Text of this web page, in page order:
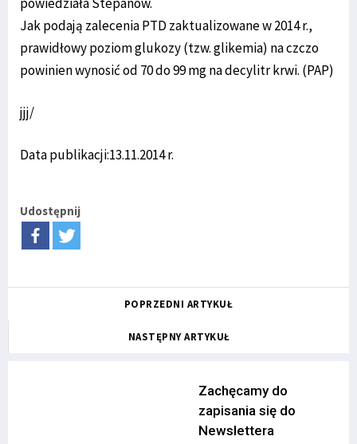
Jak podają zalecenia PTD zaktualizowane w 2014 r.,
prawidłowy poziom glukozy (tzw. glikemia) na czczo
powinien wynosić od 70 do 99 mg na decylitr krwi. (PAP)
jjj/
Data publikacji:13.11.2014 r.
Udostępnij
POPRZEDNI ARTYKUŁ
NASTĘPNY ARTYKUŁ
Zachęcamy do
zapisania się do
Newslettera